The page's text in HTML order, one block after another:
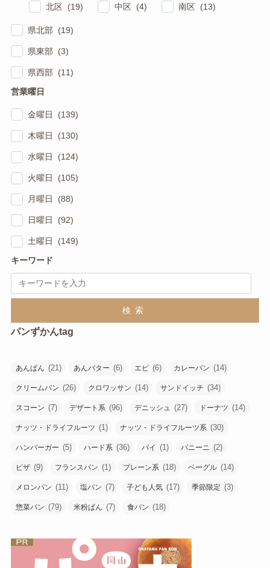
北区 (19)
中区 (4) 南区 (13)
県北部 (19)
県東部 (3)
県西部 (11)
営業曜日
金曜日 (139)
木曜日 (130)
水曜日 (124)
火曜日 (105)
月曜日 (88)
日曜日 (92)
土曜日 (149)
キーワード
検索
パンずかんtag
あんぱん (21) あんバター (6) エピ (6) カレーパン (14)
クリームパン (26) クロワッサン (14) サンドイッチ (34)
スコーン (7) デザート系 (96) デニッシュ (27) ドーナツ (14)
ナッツ・ドライフルーツ (1) ナッツ・ドライフルーツ系 (30)
ハンバーガー (5) ハード系 (36) パイ (1) パニーニ (2)
ピザ (9) フランスパン (1) プレーン系 (18) ベーグル (14)
メロンパン (11) 塩パン (7) 子ども人気 (17) 季節限定 (3)
惣菜パン (79) 米粉ぱん (7) 食パン (18)